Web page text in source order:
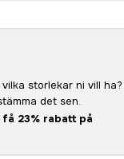
vilka storlekar ni vill
det sen.
23% rabatt på